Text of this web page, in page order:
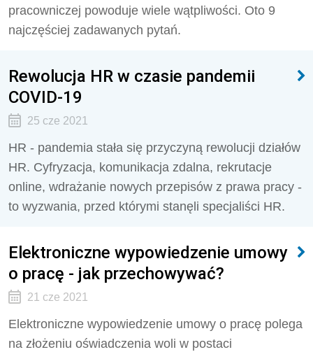
pracowniczej powoduje wiele wątpliwości. Oto 9
najczęściej zadawanych pytań.
Rewolucja HR w czasie pandemii
COVID-19
25 cze 2021
HR - pandemia stała się przyczyną rewolucji działów
HR. Cyfryzacja, komunikacja zdalna, rekrutacje
online, wdrażanie nowych przepisów z prawa pracy -
to wyzwania, przed którymi stanęli specjaliści HR.
Elektroniczne wypowiedzenie umowy
o pracę - jak przechowywać?
21 cze 2021
Elektroniczne wypowiedzenie umowy o pracę polega
na złożeniu oświadczenia woli w postaci